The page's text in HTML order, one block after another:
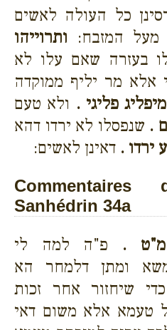
כל העולה לאשים
מעל המזבח: ותרוייהו
בעזרה שאם עלו לא
אלא מר יליף ממוקדה
פליגי . ולא טעם
. שנפסלו לא ירדו דהא
ירדו . דאינן לאשים:
Sanhédrin 34a
מ"ט . פ"ה למה לי
ומתן דלמחר הא
שיחזור אחר זכות
טעמא אלא משום דאי